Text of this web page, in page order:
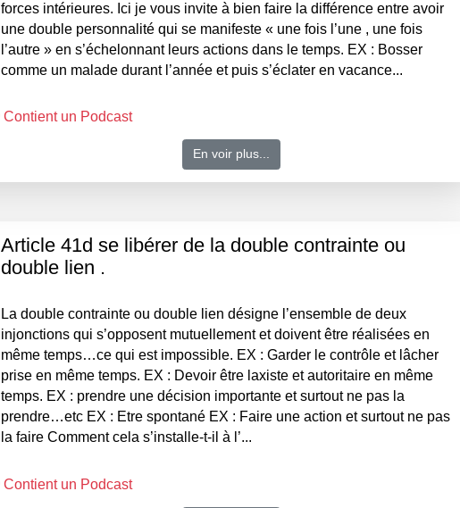
forces intérieures. Ici je vous invite à bien faire la différence entre avoir
une double personnalité qui se manifeste « une fois l’une , une fois
l’autre » en s’échelonnant leurs actions dans le temps. EX : Bosser
comme un malade durant l’année et puis s’éclater en vacance...
Contient un Podcast
En voir plus...
Article 41d se libérer de la double contrainte ou
double lien .
La double contrainte ou double lien désigne l’ensemble de deux
injonctions qui s’opposent mutuellement et doivent être réalisées en
même temps…ce qui est impossible. EX : Garder le contrôle et lâcher
prise en même temps. EX : Devoir être laxiste et autoritaire en même
temps. EX : prendre une décision importante et surtout ne pas la
prendre…etc EX : Etre spontané EX : Faire une action et surtout ne pas
la faire Comment cela s’installe-t-il à l’...
Contient un Podcast